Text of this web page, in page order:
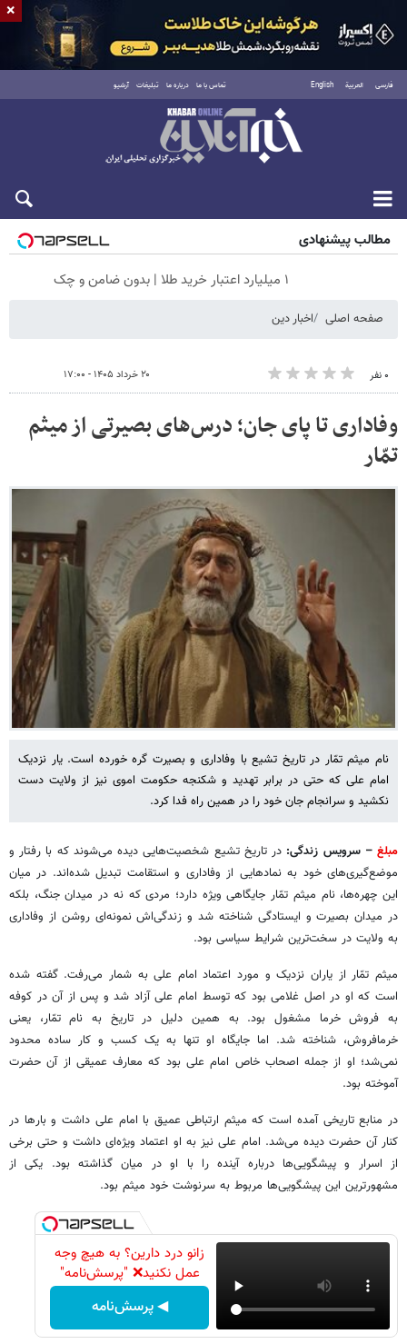
فارسی العربية English تماس با ما درباره ما تبلیغات آرشیو
جمعه ۱۶ مرداد ۱۴۰۵
مطالب پیشنهادی
۱ میلیارد اعتبار خرید طلا | بدون ضامن و چک
صفحه اصلی اخبار دین
۰ نفر ۲۰ خرداد ۱۴۰۵ - ۱۷:۰۰
وفاداری تا پای جان؛ درس‌های بصیرتی از میثم
تمّار
نام میثم تمّار در تاریخ تشیع با وفاداری و بصیرت گره خورده است. یار نزدیک
امام علی که حتی در برابر تهدید و شکنجه حکومت اموی نیز از ولایت دست
نکشید و سرانجام جان خود را در همین راه فدا کرد.
مبلغ– سرویس زندگی: در تاریخ تشیع شخصیت‌هایی دیده می‌شوند که با رفتار و
موضع‌گیری‌های خود به نمادهایی از وفاداری و استقامت تبدیل شده‌اند. در میان
این چهره‌ها، نام میثم تمّار جایگاهی ویژه دارد؛ مردی که نه در میدان جنگ، بلکه
در میدان بصیرت و ایستادگی شناخته شد و زندگی‌اش نمونه‌ای روشن از وفاداری
به ولایت در سخت‌ترین شرایط سیاسی بود.
میثم تمّار از یاران نزدیک و مورد اعتماد امام علی به شمار می‌رفت. گفته شده
است که او در اصل غلامی بود که توسط امام علی آزاد شد و پس از آن در کوفه
به فروش خرما مشغول بود. به همین دلیل در تاریخ به نام تمّار، یعنی
خرمافروش، شناخته شد. اما جایگاه او تنها به یک کسب و کار ساده محدود
نمی‌شد؛ او از جمله اصحاب خاص امام علی بود که معارف عمیقی از آن حضرت
آموخته بود.
در منابع تاریخی آمده است که میثم ارتباطی عمیق با امام علی داشت و بارها در
کنار آن حضرت دیده می‌شد. امام علی نیز به او اعتماد ویژه‌ای داشت و حتی برخی
از اسرار و پیشگویی‌ها درباره آینده را با او در میان گذاشته بود. یکی از
مشهورترین این پیشگویی‌ها مربوط به سرنوشت خود میثم بود.
زانو درد دارین؟ به هیچ وجه
عمل نکنید❌ "پرسش‌نامه"
◀ پرسش‌نامه
×